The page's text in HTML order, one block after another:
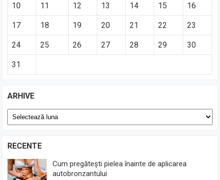
10 11 12 13 14 15 16
17 18 19 20 21 22 23
24 25 26 27 28 29 30
31
ARHIVE
Arhive
RECENTE
Cum pregătești pielea înainte de aplicarea
autobronzantului